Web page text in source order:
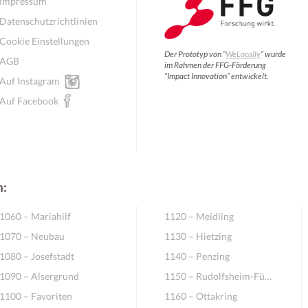
Datenschutzrichtlinien
Cookie Einstellungen
AGB
Auf Instagram
Auf Facebook
Der Prototyp von “WeLocally” wurde
im Rahmen der FFG-Förderung
“Impact Innovation” entwickelt.
1060 – Mariahilf
1070 – Neubau
1080 – Josefstadt
1090 – Alsergrund
1100 – Favoriten
1120 – Meidling
1130 – Hietzing
1140 – Penzing
1150 – Rudolfsheim-Fünfhaus
1160 – Ottakring